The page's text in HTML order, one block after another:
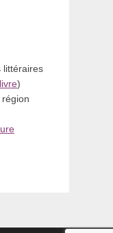
littéraires
)